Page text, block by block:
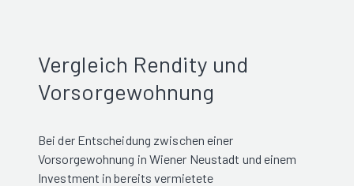
Vergleich Rendity und
Vorsorgewohnung
Bei der Entscheidung zwischen einer
Vorsorgewohnung in Wiener Neustadt und einem
Investment in bereits vermietete